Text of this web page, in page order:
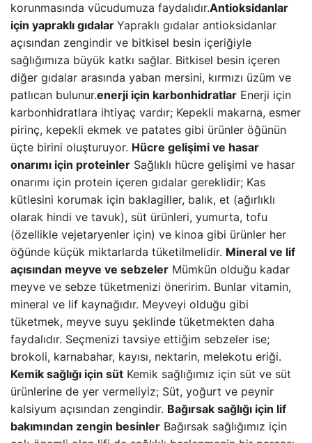
korunmasında vücudumuza faydalıdır.Antioksidanlar
için yapraklı gıdalar Yapraklı gıdalar antioksidanlar
açısından zengindir ve bitkisel besin içeriğiyle
sağlığımıza büyük katkı sağlar. Bitkisel besin içeren
diğer gıdalar arasında yaban mersini, kırmızı üzüm ve
patlıcan bulunur.enerji için karbonhidratlar Enerji için
karbonhidratlara ihtiyaç vardır; Kepekli makarna, esmer
pirinç, kepekli ekmek ve patates gibi ürünler öğünün
üçte birini oluşturuyor. Hücre gelişimi ve hasar
onarımı için proteinler Sağlıklı hücre gelişimi ve hasar
onarımı için protein içeren gıdalar gereklidir; Kas
kütlesini korumak için baklagiller, balık, et (ağırlıklı
olarak hindi ve tavuk), süt ürünleri, yumurta, tofu
(özellikle vejetaryenler için) ve kinoa gibi ürünler her
öğünde küçük miktarlarda tüketilmelidir. Mineral ve lif
açısından meyve ve sebzeler Mümkün olduğu kadar
meyve ve sebze tüketmenizi öneririm. Bunlar vitamin,
mineral ve lif kaynağıdır. Meyveyi olduğu gibi
tüketmek, meyve suyu şeklinde tüketmekten daha
faydalıdır. Seçmenizi tavsiye ettiğim sebzeler ise;
brokoli, karnabahar, kayısı, nektarin, melekotu eriği.
Kemik sağlığı için süt Kemik sağlığımız için süt ve süt
ürünlerine de yer vermeliyiz; Süt, yoğurt ve peynir
kalsiyum açısından zengindir. Bağırsak sağlığı için lif
bakımından zengin besinler Bağırsak sağlığımız için